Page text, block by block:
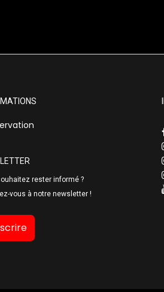
rester informé ?
vous à notre newsletter !